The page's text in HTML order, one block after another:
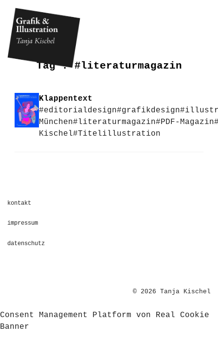
Tag :#literaturmagazin
Klappentext
#editorialdesign#grafikdesign
München#literaturmagazin#PDF-Magazin
Kischel#Titelillustration
kontakt
impressum
datenschutz
© 2026 Tanja Kischel
Consent Management Platform von Real Cookie
Banner